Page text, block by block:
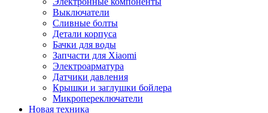
Выключатели
Сливные болты
Детали корпуса
Бачки для воды
Запчасти для Xiaomi
Электроарматура
Датчики давления
Крышки и заглушки бойлера
Микропереключатели
Новая техника